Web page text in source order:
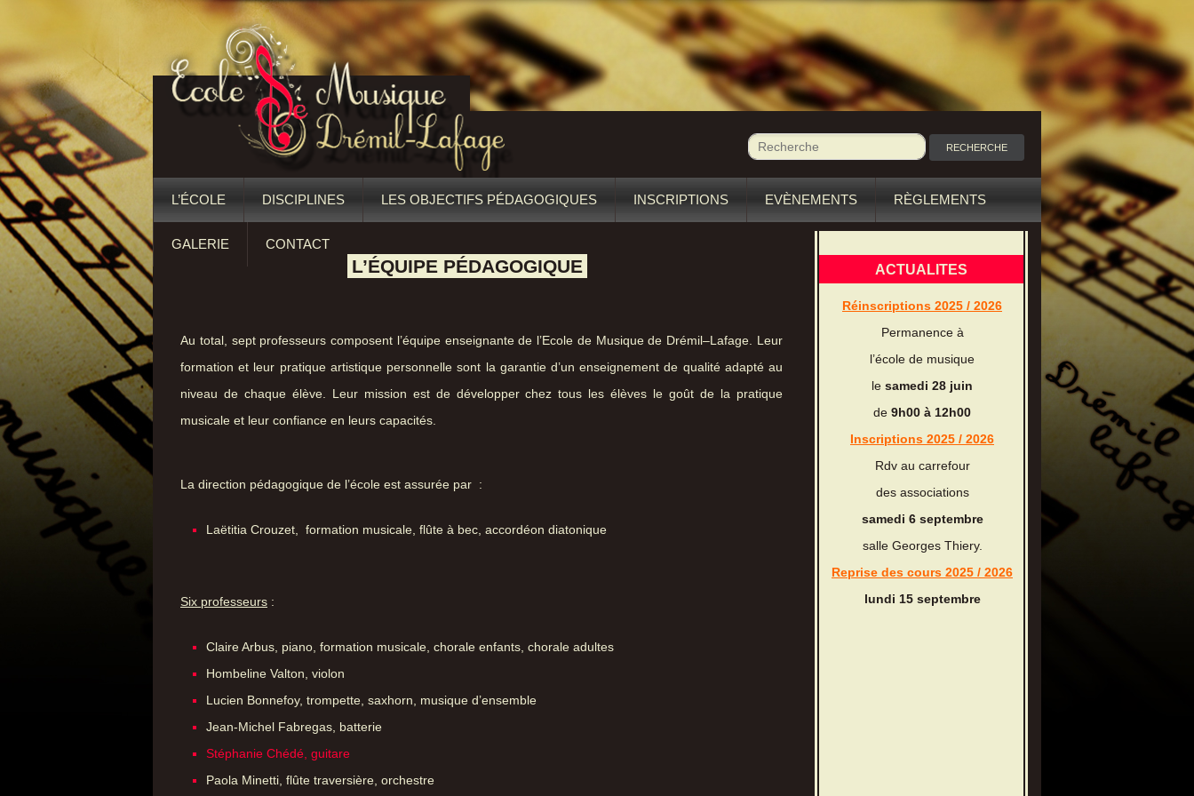
L’ÉCOLE DISCIPLINES LES OBJECTIFS PÉDAGOGIQUES INSCRIPTIONS EVÈNEMENTS RÈGLEMENTS
GALERIE CONTACT
ACTUALITES
Réinscriptions 2025 / 2026
Permanence à
l’école de musique
le samedi 28 juin
de 9h00 à 12h00
Inscriptions 2025 / 2026
Rdv au carrefour
des associations
samedi 6 septembre
salle Georges Thiery.
Reprise des cours 2025 / 2026
lundi 15 septembre
L’ÉQUIPE PÉDAGOGIQUE
Au total, sept professeurs composent l’équipe enseignante de l’Ecole de Musique de Drémil–Lafage. Leur
formation et leur pratique artistique personnelle sont la garantie d’un enseignement de qualité adapté au
niveau de chaque élève. Leur mission est de développer chez tous les élèves le goût de la pratique
musicale et leur confiance en leurs capacités.
La direction pédagogique de l’école est assurée par :
Laëtitia Crouzet, formation musicale, flûte à bec, accordéon diatonique
Six professeurs :
Claire Arbus, piano, formation musicale, chorale enfants, chorale adultes
Hombeline Valton, violon
Lucien Bonnefoy, trompette, saxhorn, musique d’ensemble
Jean-Michel Fabregas, batterie
Stéphanie Chédé, guitare
Paola Minetti, flûte traversière, orchestre